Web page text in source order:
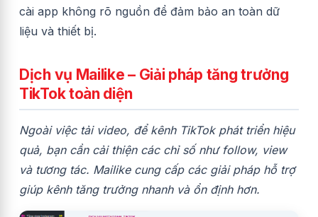
cài app không rõ nguồn để đảm bảo an toàn dữ
liệu và thiết bị.
Dịch vụ Mailike – Giải pháp tăng trưởng
TikTok toàn diện
Ngoài việc tải video, để kênh TikTok phát triển hiệu
quả, bạn cần cải thiện các chỉ số như follow, view
và tương tác. Mailike cung cấp các giải pháp hỗ trợ
giúp kênh tăng trưởng nhanh và ổn định hơn.